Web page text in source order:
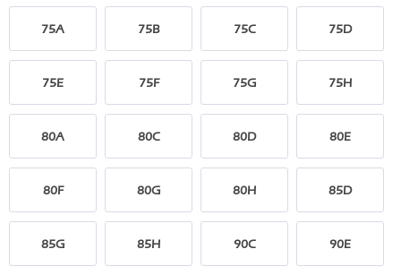
75A 75B 75C 75D
75E 75F 75G 75H
80A 80C 80D 80E
80F 80G 80H 85D
85G 85H 90C 90E